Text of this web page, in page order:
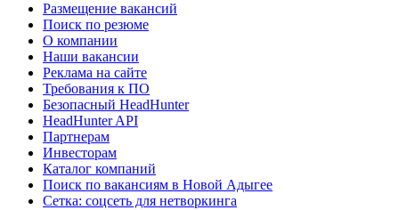
Размещение вакансий
Поиск по резюме
О компании
Наши вакансии
Реклама на сайте
Требования к ПО
Безопасный HeadHunter
HeadHunter API
Партнерам
Инвесторам
Каталог компаний
Поиск по вакансиям в Новой Адыгее
Сетка: соцсеть для нетворкинга